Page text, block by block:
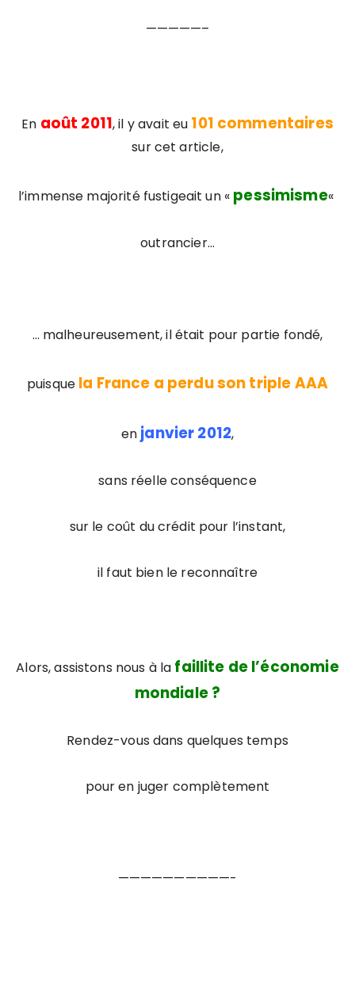
—————–
En août 2011, il y avait eu 101 commentaires
sur cet article,
l’immense majorité fustigeait un « pessimisme«
outrancier…
… malheureusement, il était pour partie fondé,
puisque la France a perdu son triple AAA
en janvier 2012,
sans réelle conséquence
sur le coût du crédit pour l’instant,
il faut bien le reconnaître
Alors, assistons nous à la faillite de l’économie
mondiale ?
Rendez-vous dans quelques temps
pour en juger complètement
——————————-